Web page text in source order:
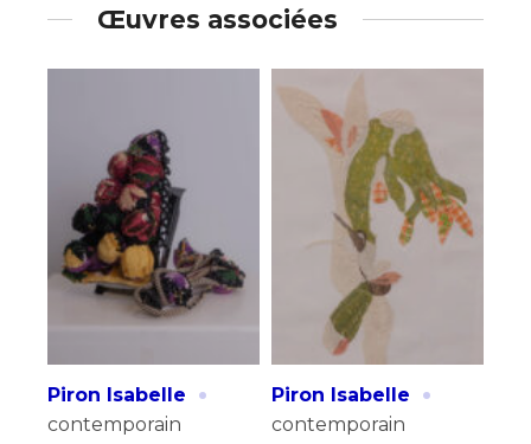
Œuvres associées
Piron Isabelle ·
contemporain
Piron Isabelle ·
contemporain